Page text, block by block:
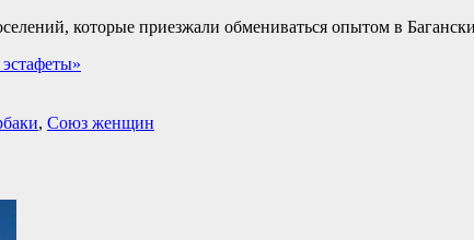
которые приезжали обмениваться опытом в
, Союз женщин